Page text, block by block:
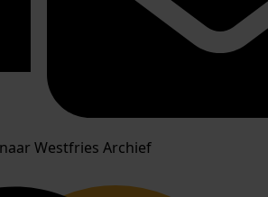
Westfries Archief